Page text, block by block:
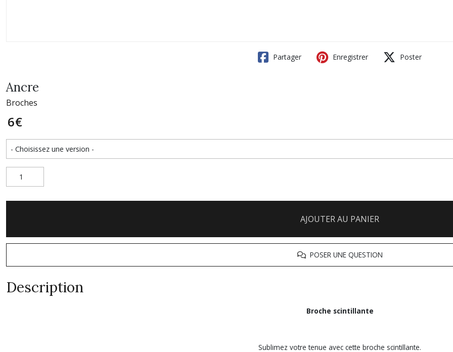
Partager Enregistrer Poster
Ancre
Broches
6€
AJOUTER AU PANIER
POSER UNE QUESTION
Description
Broche scintillante
Sublimez votre tenue avec cette broche scintillante.